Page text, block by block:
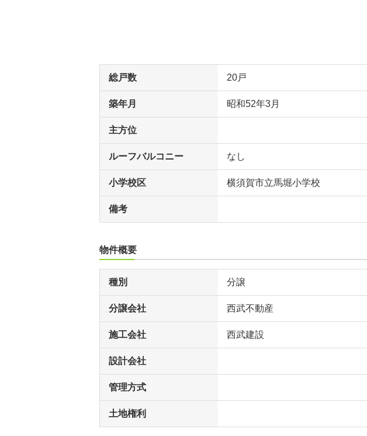
総戸数 20戸
築年月 昭和52年3月
主方位
ルーフバルコニー なし
小学校区 横須賀市立馬堀小学校
備考
物件概要
種別 分譲
分譲会社 西武不動産
施工会社 西武建設
設計会社
管理方式
土地権利